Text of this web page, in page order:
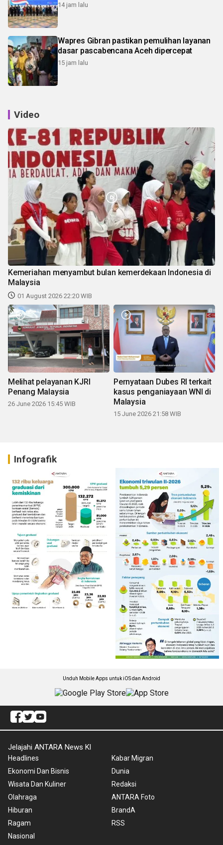
14 jam lalu
Wapres Gibran pastikan pemulihan layanan
dasar pascabencana Aceh dipercepat
15 jam lalu
Video
Kemeriahan menyambut bulan kemerdekaan Indonesia di
Malaysia
01 August 2026 22:20 WIB
Melihat pelayanan KJRI
Penang Malaysia
26 June 2026 15:45 WIB
Pernyataan Dubes RI terkait
kasus penganiayaan WNI di
Malaysia
15 June 2026 21:58 WIB
Infografik
Unduh Mobile Apps untuk iOS dan Android
Jelajahi ANTARA News Kl
Headlines
Ekonomi Dan Bisnis
Wisata Dan Kuliner
Olahraga
Hiburan
Ragam
Nasional
Kabar Migran
Dunia
Redaksi
ANTARA Foto
BrandA
RSS